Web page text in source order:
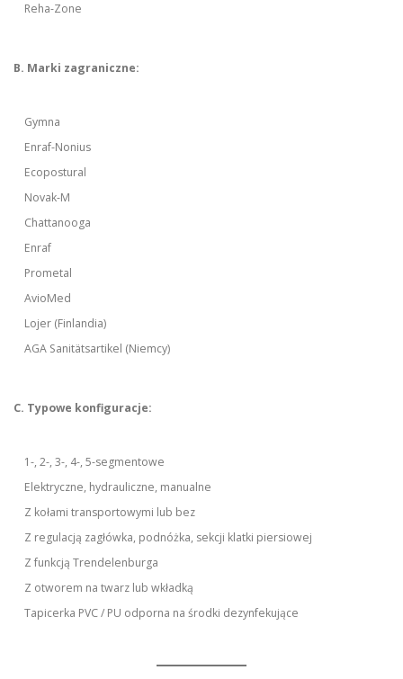
Reha-Zone
B. Marki zagraniczne:
Gymna
Enraf-Nonius
Ecopostural
Novak-M
Chattanooga
Enraf
Prometal
AvioMed
Lojer (Finlandia)
AGA Sanitätsartikel (Niemcy)
C. Typowe konfiguracje:
1-, 2-, 3-, 4-, 5-segmentowe
Elektryczne, hydrauliczne, manualne
Z kołami transportowymi lub bez
Z regulacją zagłówka, podnóżka, sekcji klatki piersiowej
Z funkcją Trendelenburga
Z otworem na twarz lub wkładką
Tapicerka PVC / PU odporna na środki dezynfekujące